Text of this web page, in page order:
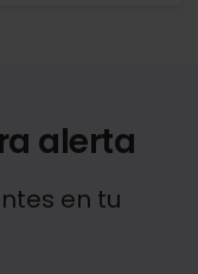
alerta
en tu